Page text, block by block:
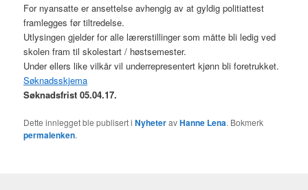
For nyansatte er ansettelse avhengig av at gyldig politiattest
framlegges før tiltredelse.
Utlysingen gjelder for alle lærerstillinger som måtte bli ledig ved
skolen fram til skolestart / høstsemester.
Under ellers like vilkår vil underrepresentert kjønn bli foretrukket.
Søknadsskjema
Søknadsfrist 05.04.17.
Dette innlegget ble publisert iNyheteravHanne Lena. Bokmerk
permalenken.